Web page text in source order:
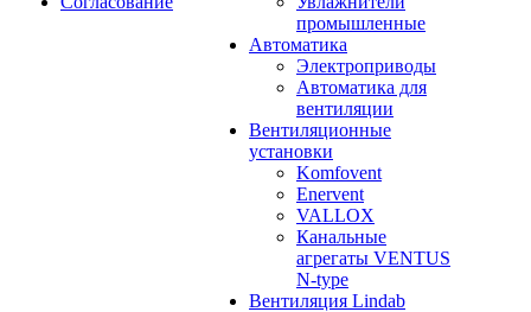
промышленные
Автоматика
Электроприводы
Автоматика для
вентиляции
Вентиляционные
установки
Komfovent
Enervent
VALLOX
Канальные
агрегаты VENTUS
N-type
Вентиляция Lindab